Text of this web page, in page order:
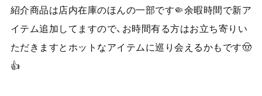
紹介商品は店内在庫のほんの一部です🤏余暇時間で新ア
イテム追加してますので、お時間有る方はお立ち寄りい
ただきますとホットなアイテムに巡り会えるかもです🤠
👍